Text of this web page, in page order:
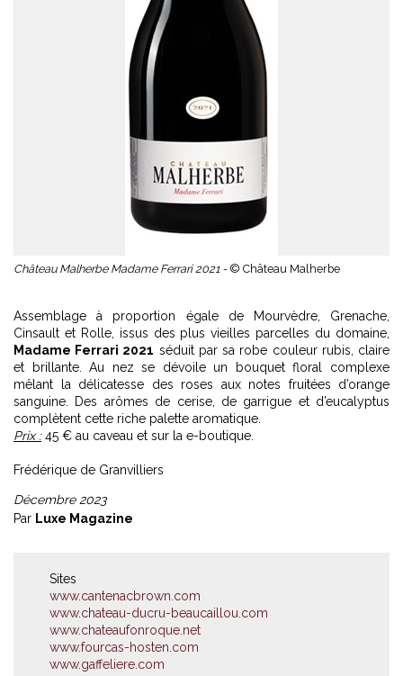
Château Malherbe Madame Ferrari 2021 - © Château Malherbe
Assemblage à proportion égale de Mourvèdre, Grenache,
Cinsault et Rolle, issus des plus vieilles parcelles du domaine,
Madame Ferrari 2021 séduit par sa robe couleur rubis, claire
et brillante. Au nez se dévoile un bouquet floral complexe
mêlant la délicatesse des roses aux notes fruitées d’orange
sanguine. Des arômes de cerise, de garrigue et d’eucalyptus
complètent cette riche palette aromatique.
Prix :45 € au caveau et sur la e-boutique.
Frédérique de Granvilliers
Décembre 2023
Par Luxe Magazine
Sites
www.cantenacbrown.com
www.chateau-ducru-beaucaillou.com
www.chateaufonroque.net
www.fourcas-hosten.com
www.gaffeliere.com